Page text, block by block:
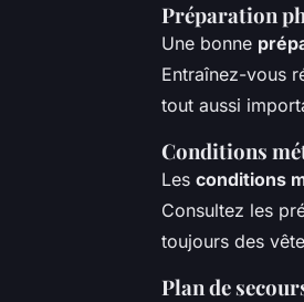
Préparation
Une bonne
Entraînez-vous
tout aussi
Conditions
Les conditions
Consultez les
toujours des
Plan de